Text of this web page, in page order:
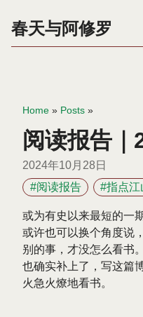
春天与阿修罗
Home » Posts »
阅读报告｜
2024年10月28日
#阅读报告
#指点江
或为有史以来最短的一
或许也可以换个角度说
别的事，才没怎么看书
也确实补上了，写这篇
火急火燎地看书。